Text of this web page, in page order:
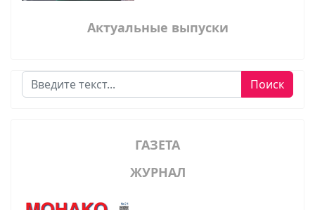
Актуальные выпуски
Поиск Поиск
ГАЗЕТА
ЖУРНАЛ